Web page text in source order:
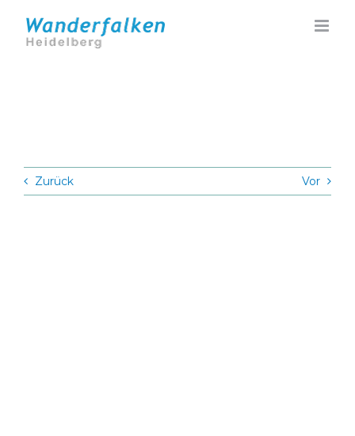
Inhalt
springen
Zurück Vor